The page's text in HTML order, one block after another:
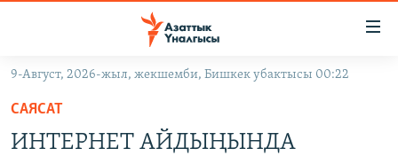
Навигацияга
өтүңүз
Издөөгө
салыңыз
9-Август, 2026-жыл, жекшемби, Бишкек убактысы 00:22
САЯСАТ
ИНТЕРНЕТ АЙДЫҢЫНДА